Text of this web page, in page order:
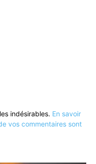
indésirables. En savoir
vos commentaires sont